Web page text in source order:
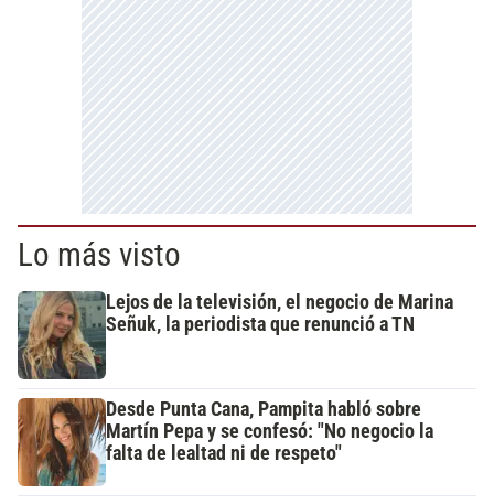
Lo más visto
Lejos de la televisión, el negocio de Marina
Señuk, la periodista que renunció a TN
Desde Punta Cana, Pampita habló sobre
Martín Pepa y se confesó: "No negocio la
falta de lealtad ni de respeto"